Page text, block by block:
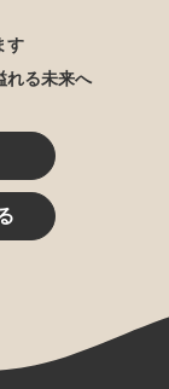
す
れる未来へ